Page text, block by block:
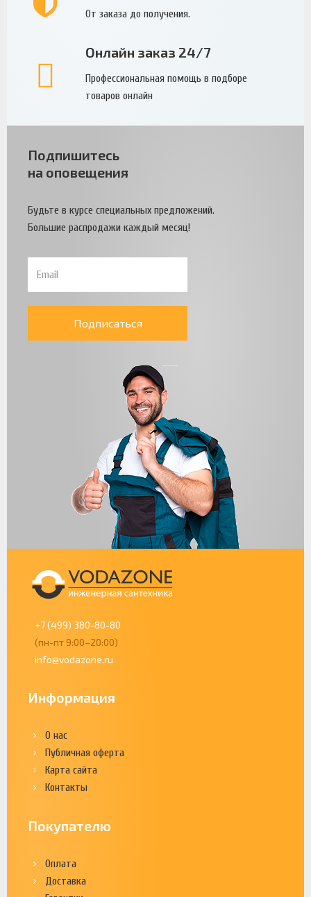
От заказа до получения.
Онлайн заказ 24/7
Профессиональная помощь в подборе
товаров онлайн
Подпишитесь
на оповещения
Будьте в курсе специальных предложений.
Большие распродажи каждый месяц!
Подписаться
+7 (499) 380-80-80
(пн-пт 9:00–20:00)
info@vodazone.ru
Информация
О нас
Публичная оферта
Карта сайта
Контакты
Покупателю
Оплата
Доставка